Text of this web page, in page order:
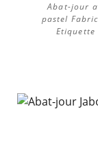
Abat-jour
pastel